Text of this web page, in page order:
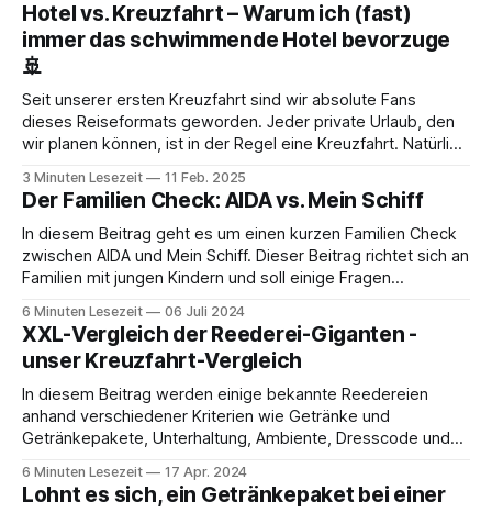
Hotel vs. Kreuzfahrt – Warum ich (fast)
immer das schwimmende Hotel bevorzuge
🚢
Seit unserer ersten Kreuzfahrt sind wir absolute Fans
dieses Reiseformats geworden. Jeder private Urlaub, den
wir planen können, ist in der Regel eine Kreuzfahrt. Natürlich
Dann greifen wir eher zu Ferienhäusern oder machen
Wohnmobil-Urlaub. Aber klassische Hotelanlagen? Die
kommen für
3 Minuten Lesezeit 11 Feb. 2025
Der Familien Check: AIDA vs. Mein Schiff
In diesem Beitrag geht es um einen kurzen Familien Check
zwischen AIDA und Mein Schiff. Dieser Beitrag richtet sich an
Familien mit jungen Kindern und soll einige Fragen
stellt. Darf ich mit meinem Kind ins Schwimmbad? AIDA: Es
gibt ein striktes Verbot
6 Minuten Lesezeit 06 Juli 2024
XXL-Vergleich der Reederei-Giganten -
unser Kreuzfahrt-Vergleich
In diesem Beitrag werden einige bekannte Reedereien
anhand verschiedener Kriterien wie Getränke und
Getränkepakete, Unterhaltung, Ambiente, Dresscode und
Reedereien vergleichen wir? * AIDA Cruises (AIDA) * TUI
Cruises (Mein Schiff) * COSTA Crociere (Costa) * MSC
6 Minuten Lesezeit 17 Apr. 2024
Lohnt es sich, ein Getränkepaket bei einer